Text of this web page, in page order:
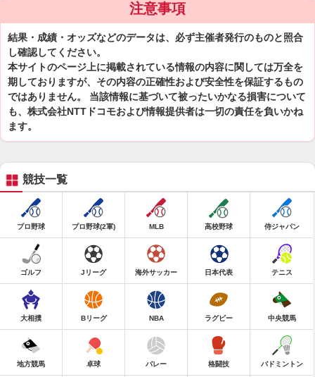
注意事項
結果・成績・オッズなどのデータは、必ず主催者発行のものと照合
し確認してください。
本サイトのページ上に掲載されている情報の内容に関しては万全を
期しておりますが、その内容の正確性および安全性を保証するもの
ではありません。 当該情報に基づいて被ったいかなる損害について
も、株式会社NTTドコモおよび情報提供者は一切の責任を負いかね
ます。
競技一覧
プロ野球 プロ野球(2軍) MLB 高校野球 侍ジャパン
ゴルフ Jリーグ 海外サッカー 日本代表 テニス
大相撲 Bリーグ NBA ラグビー 中央競馬
地方競馬 卓球 バレー 格闘技 バドミントン